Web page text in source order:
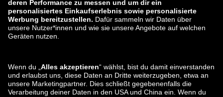
zalando-lounge.lt zalando-lounge.sk
zalando-lounge.ro zalando-lounge.hr
zalando-lounge.lu zalando-lounge.ee
zalando-lounge.lv zalando-lounge.no